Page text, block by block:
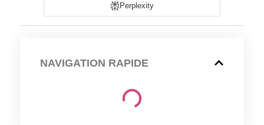
Perplexity
NAVIGATION RAPIDE